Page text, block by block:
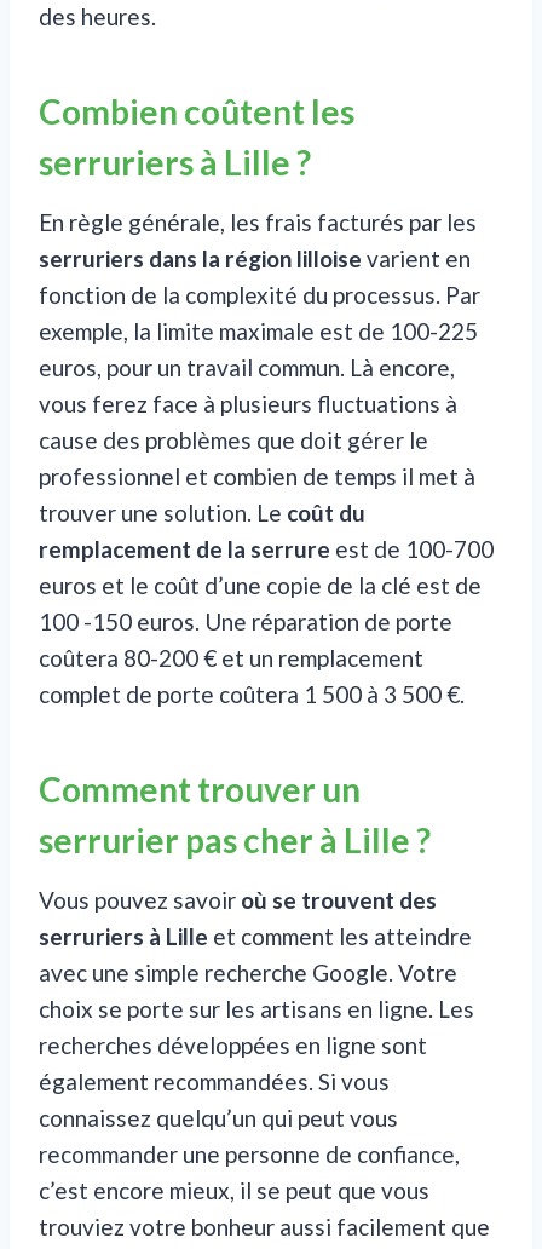
des heures.
Combien coûtent les
serruriers à Lille ?
En règle générale, les frais facturés par les
serruriers dans la région lilloise varient en
fonction de la complexité du processus. Par
exemple, la limite maximale est de 100-225
euros, pour un travail commun. Là encore,
vous ferez face à plusieurs fluctuations à
cause des problèmes que doit gérer le
professionnel et combien de temps il met à
trouver une solution. Le coût du
remplacement de la serrure est de 100-700
euros et le coût d’une copie de la clé est de
100 -150 euros. Une réparation de porte
coûtera 80-200 € et un remplacement
complet de porte coûtera 1 500 à 3 500 €.
Comment trouver un
serrurier pas cher à Lille ?
Vous pouvez savoir où se trouvent des
serruriers à Lille et comment les atteindre
avec une simple recherche Google. Votre
choix se porte sur les artisans en ligne. Les
recherches développées en ligne sont
également recommandées. Si vous
connaissez quelqu’un qui peut vous
recommander une personne de confiance,
c’est encore mieux, il se peut que vous
trouviez votre bonheur aussi facilement que